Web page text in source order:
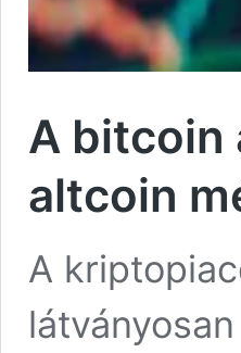
A bitcoin
altcoin
A